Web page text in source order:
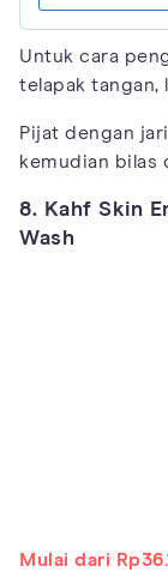
Untuk cara
telapak tangan,
Pijat dengan
kemudian bilas
8. Kahf Skin
Wash
Mulai dari